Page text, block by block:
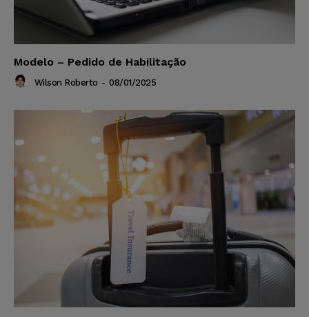
Modelo – Pedido de Habilitação
Wilson Roberto - 08/01/2025